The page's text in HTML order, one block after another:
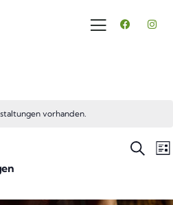
vorhanden.
Suche